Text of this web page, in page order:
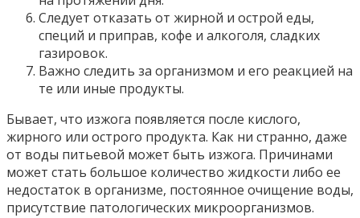
Следует отказать от жирной и острой еды,
специй и приправ, кофе и алкоголя, сладких
газировок.
Важно следить за организмом и его реакцией на
те или иные продукты.
Бывает, что изжога появляется после кислого,
жирного или острого продукта. Как ни странно, даже
от воды питьевой может быть изжога. Причинами
может стать большое количество жидкости либо ее
недостаток в организме, постоянное очищение воды,
присутствие патологических микроорганизмов.